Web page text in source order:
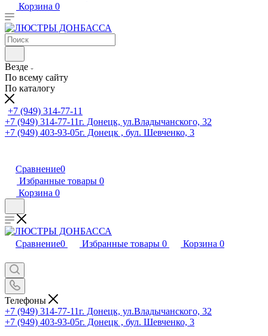
Корзина 0
Везде
По всему сайту
По каталогу
+7 (949) 314-77-11
+7 (949) 314-77-11г. Донецк, ул.Владычанского, 32
+7 (949) 403-93-05г. Донецк , бул. Шевченко, 3
Сравнение0
Избранные товары 0
Корзина 0
Сравнение0 Избранные товары 0 Корзина 0
Телефоны
+7 (949) 314-77-11г. Донецк, ул.Владычанского, 32
+7 (949) 403-93-05г. Донецк , бул. Шевченко, 3